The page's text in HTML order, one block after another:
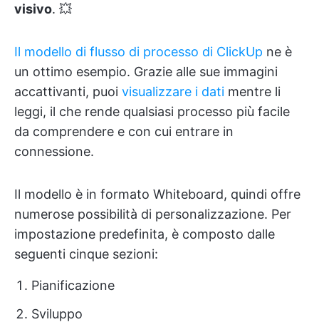
visivo. 💥
Il modello di flusso di processo di ClickUp ne è
un ottimo esempio. Grazie alle sue immagini
accattivanti, puoi visualizzare i dati mentre li
leggi, il che rende qualsiasi processo più facile
da comprendere e con cui entrare in
connessione.
Il modello è in formato Whiteboard, quindi offre
numerose possibilità di personalizzazione. Per
impostazione predefinita, è composto dalle
seguenti cinque sezioni:
Pianificazione
Sviluppo